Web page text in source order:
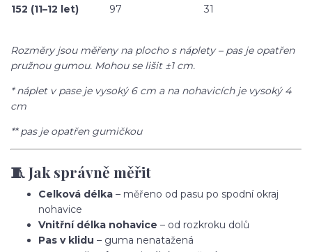
152 (11–12 let)
97 31
Rozměry jsou měřeny na plocho s náplety – pas je opatřen
pružnou gumou. Mohou se lišit ±1 cm.
* náplet v pase je vysoký 6 cm a na nohavicích je vysoký 4
cm
** pas je opatřen gumičkou
🧵 Jak správně měřit
Celková délka – měřeno od pasu po spodní okraj
nohavice
Vnitřní délka nohavice – od rozkroku dolů
Pas v klidu – guma nenatažená